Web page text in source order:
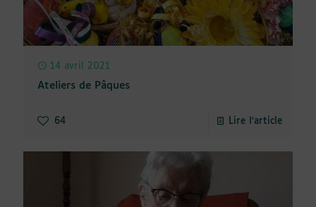
14 avril 2021
Ateliers de Pâques
64 Lire l'article